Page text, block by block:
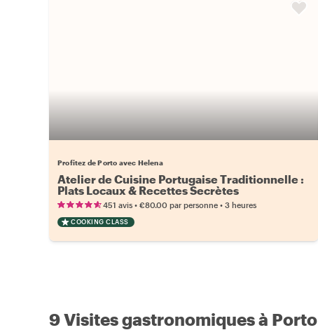
Profitez de Porto avec Helena
Atelier de Cuisine Portugaise Traditionnelle :
Plats Locaux & Recettes Secrètes
451 avis • €80.00 par personne • 3 heures
COOKING CLASS
9 Visites gastronomiques à Porto